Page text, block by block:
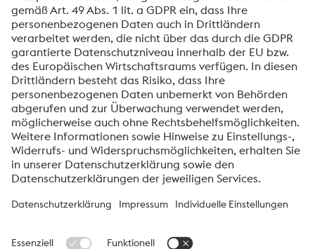
informiert werden.
Senden
Anti-Roboter-Verifizierung
Hier klicken
FriendlyCaptcha ⇗
GmbH
eine deutsche Vertriebsgesellschaft der High Performance Metals